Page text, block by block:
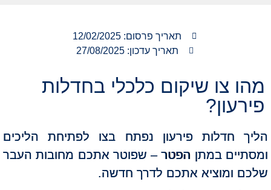
תאריך פרסום: 12/02/2025
תאריך עדכון: 27/08/2025
מהו צו שיקום כלכלי בחדלות
פירעון?
הליך חדלות פירעון נפתח בצו לפתיחת הליכים
ומסתיים במתן הפטר – שפוטר אתכם מחובות העבר
שלכם ומוציא אתכם לדרך חדשה.